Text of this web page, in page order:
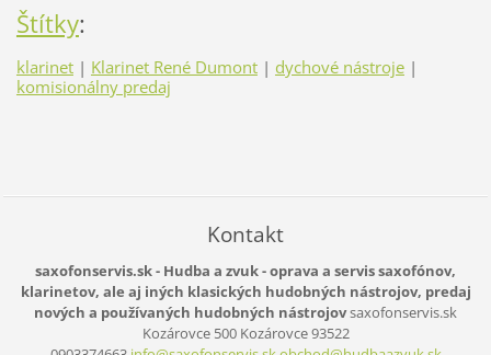
Štítky:
klarinet | Klarinet René Dumont | dychové nástroje |
komisionálny predaj
Kontakt
saxofonservis.sk - Hudba a zvuk - oprava a servis saxofónov,
klarinetov, ale aj iných klasických hudobných nástrojov, predaj
nových a používaných hudobných nástrojovsaxofonservis.sk
Kozárovce 500Kozárovce93522